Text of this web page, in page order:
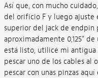
Así que, con mucho
del orificio F y luego ajuste
superior del jack de endpin
aproximadamente 0,125"
está listo, utilicé mi antigua
pescar uno de los cables al
pescar con unas pinzas